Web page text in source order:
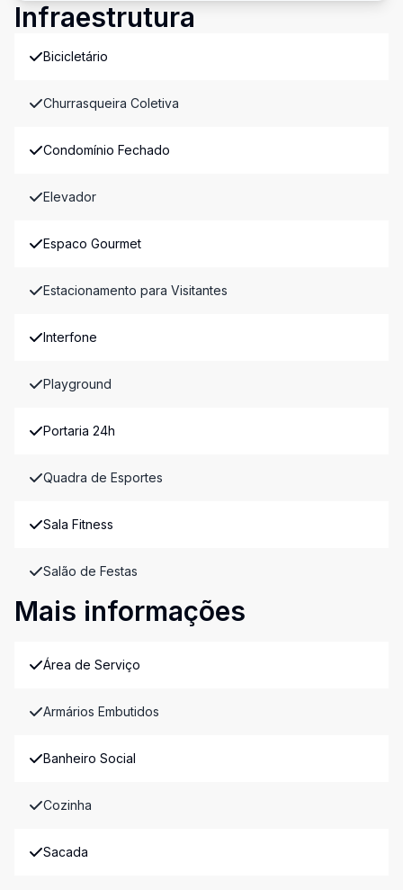
Infraestrutura
Bicicletário
Churrasqueira Coletiva
Condomínio Fechado
Elevador
Espaco Gourmet
Estacionamento para Visitantes
Interfone
Playground
Portaria 24h
Quadra de Esportes
Sala Fitness
Salão de Festas
Mais informações
Área de Serviço
Armários Embutidos
Banheiro Social
Cozinha
Sacada